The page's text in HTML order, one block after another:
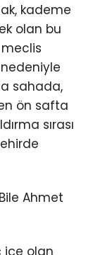
kademe
olan bu
sahada,
ön safta
sırası
Ahmet
içe olan